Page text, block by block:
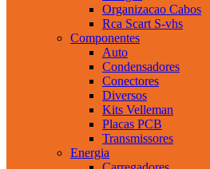
Organizacao Cabos
Rca Scart S-vhs
Componentes
Auto
Condensadores
Conectores
Diversos
Kits Velleman
Placas PCB
Transmissores
Energia